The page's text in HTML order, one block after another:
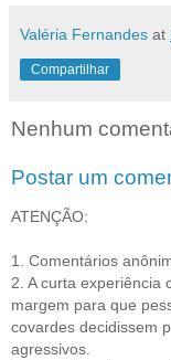
Valéria Fernandes at
Compartilhar
Nenhum
Postar um
ATENÇÃO:
1. Comentários
2. A curta experiência
margem para que
covardes decidissem
agressivos.